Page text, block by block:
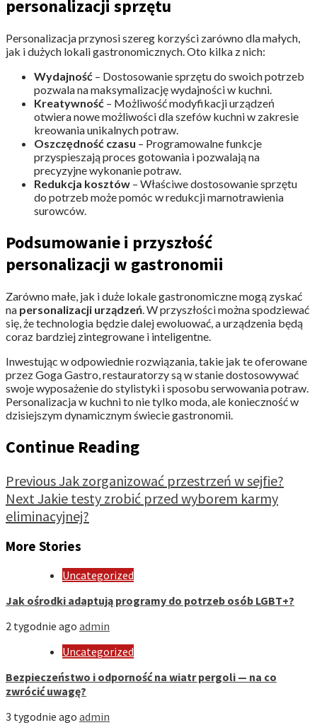
personalizacji sprzętu
Personalizacja przynosi szereg korzyści zarówno dla małych,
jak i dużych lokali gastronomicznych. Oto kilka z nich:
Wydajność – Dostosowanie sprzętu do swoich potrzeb
pozwala na maksymalizację wydajności w kuchni.
Kreatywność – Możliwość modyfikacji urządzeń
otwiera nowe możliwości dla szefów kuchni w zakresie
kreowania unikalnych potraw.
Oszczędność czasu – Programowalne funkcje
przyspieszają proces gotowania i pozwalają na
precyzyjne wykonanie potraw.
Redukcja kosztów – Właściwe dostosowanie sprzętu
do potrzeb może pomóc w redukcji marnotrawienia
surowców.
Podsumowanie i przyszłość
personalizacji w gastronomii
Zarówno małe, jak i duże lokale gastronomiczne mogą zyskać
na personalizacji urządzeń. W przyszłości można spodziewać
się, że technologia będzie dalej ewoluować, a urządzenia będą
coraz bardziej zintegrowane i inteligentne.
Inwestując w odpowiednie rozwiązania, takie jak te oferowane
przez Goga Gastro, restauratorzy są w stanie dostosowywać
swoje wyposażenie do stylistyki i sposobu serwowania potraw.
Personalizacja w kuchni to nie tylko moda, ale konieczność w
dzisiejszym dynamicznym świecie gastronomii.
Continue Reading
PreviousJak zorganizować przestrzeń w sejfie?
Next Jakie testy zrobić przed wyborem karmy
eliminacyjnej?
More Stories
Uncategorized
Jak ośrodki adaptują programy do potrzeb osób LGBT+?
2 tygodnie ago admin
Uncategorized
Bezpieczeństwo i odporność na wiatr pergoli — na co
zwrócić uwagę?
3 tygodnie ago admin